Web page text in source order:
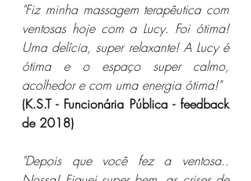
"Fiz minha massagem terapêutica com
ventosas hoje com a Lucy. Foi ótima!
Uma delícia, super relaxante! A Lucy é
ótima e o espaço super calmo,
acolhedor e com uma energia ótima!"
(K.S.T - Funcionária Pública - feedback
de 2018)
"Depois que você fez a ventosa..